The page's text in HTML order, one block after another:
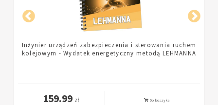
Pielęgniarka - Wydatek energetyczny metodą
LEHMANNA
159.99 zł Do koszyka